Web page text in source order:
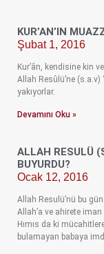
KUR’AN’IN
Şubat 1, 2016
Kur’ân, kendisine kin
Allah Resûlü’ne (s.a.v)
yakıyorlar.
Devamını Oku »
ALLAH RESULÜ
BUYURDU?
Ocak 12, 2016
Allah Resulü’nü bu
Allah’a ve ahirete
Hımıs da ki
bulamayan babaya